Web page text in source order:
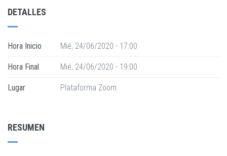
DETALLES
Hora Inicio Mié, 24/06/2020 - 17:00
Hora Final Mié, 24/06/2020 - 19:00
Lugar Plataforma Zoom
RESUMEN